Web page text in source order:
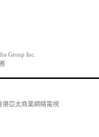
Group Inc.
港亞太商業網絡電視